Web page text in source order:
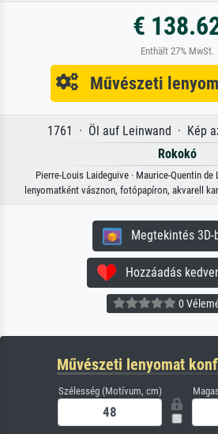
€
Enthält 27% MwSt.
Művészeti
1761 · Öl auf Leinwand · Kép
Rokokó
Pierre-Louis Laideguive · Maurice-Quentin
lenyomatként vásznon, fotópapíron, akvarell
Megtekintés 3D-
Hozzáadás
0
Művészeti lenyomat
Szélesség (Motívum, cm)